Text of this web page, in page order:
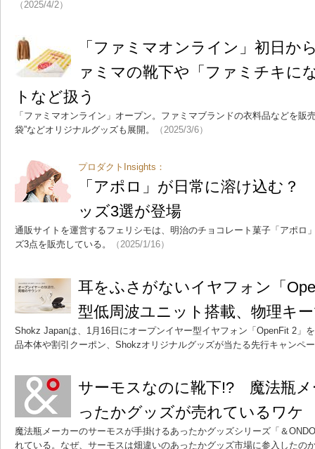
（2025/4/2）
「ファミマオンライン」初日
ァミマの靴下や「ファミチキに
トなど扱う
「ファミマオンライン」オープン。ファミマブランドの衣料品などを販
袋”などオリジナルグッズも展開。
（2025/3/6）
プロダクトInsights：
「アポロ」が日常に溶け込む
ッズ3選が登場
通販サイトを運営するフェリシモは、明治のチョコレート菓子「アポロ
ズ3点を販売している。
（2025/1/16）
耳をふさがないイヤフォン「
型低周波ユニット搭載、物理キ
Shokz Japanは、1月16日にオープンイヤー型イヤフォン「OpenFit 2」
品本体や割引クーポン、Shokzオリジナルグッズが当たる先行キャンペ
サーモスなのに靴下!? 魔法瓶メ
ったかグッズが売れているワケ
魔法瓶メーカーのサーモスが手掛けるあったかグッズシリーズ「＆
れている。なぜ、サーモスは畑違いのあったかグッズ市場に参入したの